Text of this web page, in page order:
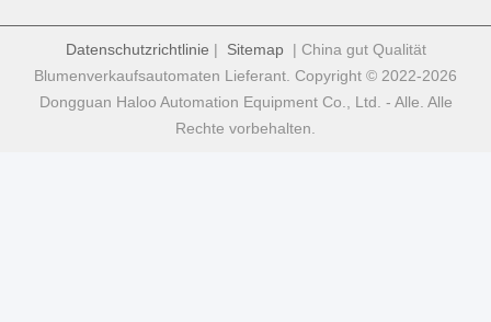
Datenschutzrichtlinie | Sitemap| China gut Qualität
Blumenverkaufsautomaten Lieferant. Copyright © 2022-2026
Dongguan Haloo Automation Equipment Co., Ltd. - Alle. Alle
Rechte vorbehalten.